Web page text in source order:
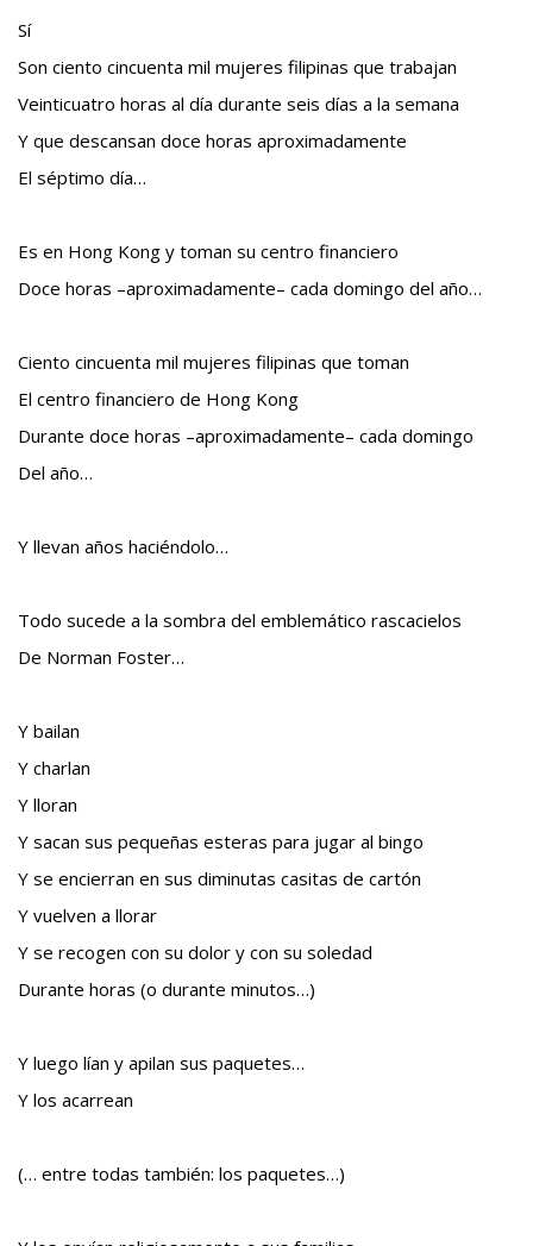
Sí
Son ciento cincuenta mil mujeres filipinas que trabajan
Veinticuatro horas al día durante seis días a la semana
Y que descansan doce horas aproximadamente
El séptimo día…
Es en Hong Kong y toman su centro financiero
Doce horas –aproximadamente– cada domingo del año…
Ciento cincuenta mil mujeres filipinas que toman
El centro financiero de Hong Kong
Durante doce horas –aproximadamente– cada domingo
Del año…
Y llevan años haciéndolo…
Todo sucede a la sombra del emblemático rascacielos
De Norman Foster…
Y bailan
Y charlan
Y lloran
Y sacan sus pequeñas esteras para jugar al bingo
Y se encierran en sus diminutas casitas de cartón
Y vuelven a llorar
Y se recogen con su dolor y con su soledad
Durante horas (o durante minutos…)
Y luego lían y apilan sus paquetes…
Y los acarrean
(… entre todas también: los paquetes…)